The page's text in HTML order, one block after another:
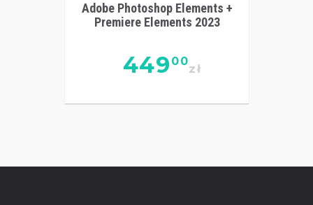
Adobe Photoshop Elements +
Premiere Elements 2023
449 00
zł